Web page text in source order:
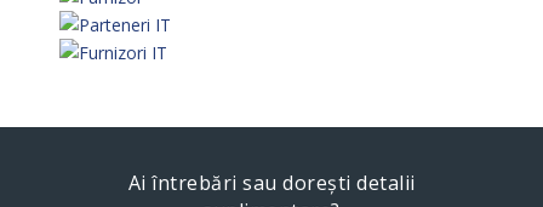
Ai întrebări sau dorești detalii